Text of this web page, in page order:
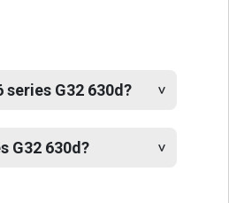
G32 630d?
G32 630d?